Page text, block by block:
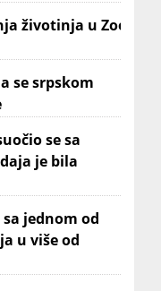
životinja u Zoo
se srpskom
se sa
je bila
jednom od
u više od